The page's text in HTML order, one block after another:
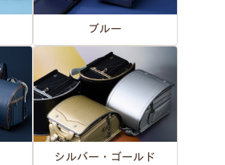
ブルー
シルバー・ゴールド